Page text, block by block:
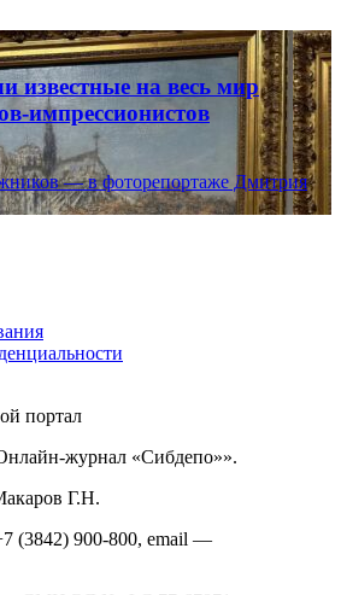
известные на весь мир
импрессионистов
— в фоторепортаже Дмитрия
портал
журнал «Сибдепо»».
Г.Н.
(3842) 900-800, email —